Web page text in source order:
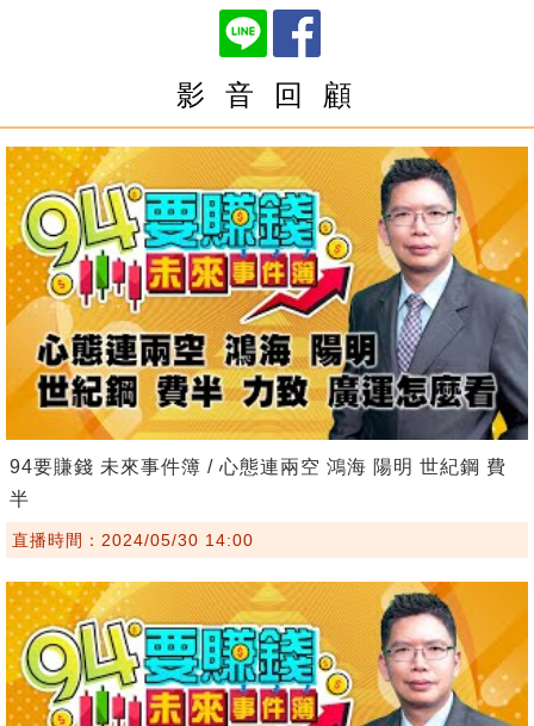
影 音 回 顧
94要賺錢 未來事件簿 / 心態連兩空 鴻海 陽明 世紀鋼 費
半
直播時間：2024/05/30 14:00